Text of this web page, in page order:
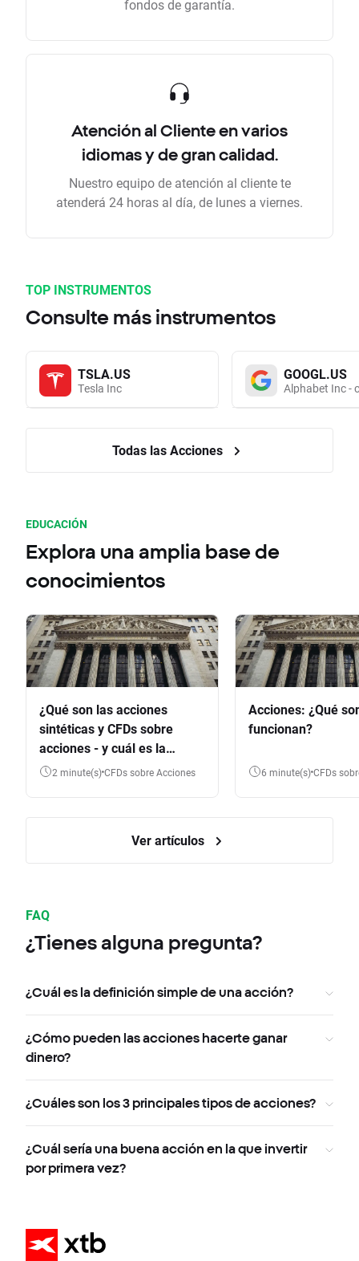
fondos de garantía.
Atención al Cliente en varios
idiomas y de gran calidad.
Nuestro equipo de atención al cliente te
atenderá 24 horas al día, de lunes a viernes.
TOP INSTRUMENTOS
Consulte más instrumentos
TSLA.US
Tesla Inc
GOOGL.US
Alphabet Inc -
Todas las Acciones
EDUCACIÓN
Explora una amplia base de
conocimientos
¿Qué son las acciones
sintéticas y CFDs sobre
acciones - y cuál es la
diferencia?
2 minute(s) CFDs sobre Acciones
Acciones: ¿Qué
funcionan?
6 minute(s) CFDs
Ver artículos
FAQ
¿Tienes alguna pregunta?
¿Cuál es la definición simple de una acción?
¿Cómo pueden las acciones hacerte ganar
dinero?
¿Cuáles son los 3 principales tipos de acciones?
¿Cuál sería una buena acción en la que invertir
por primera vez?